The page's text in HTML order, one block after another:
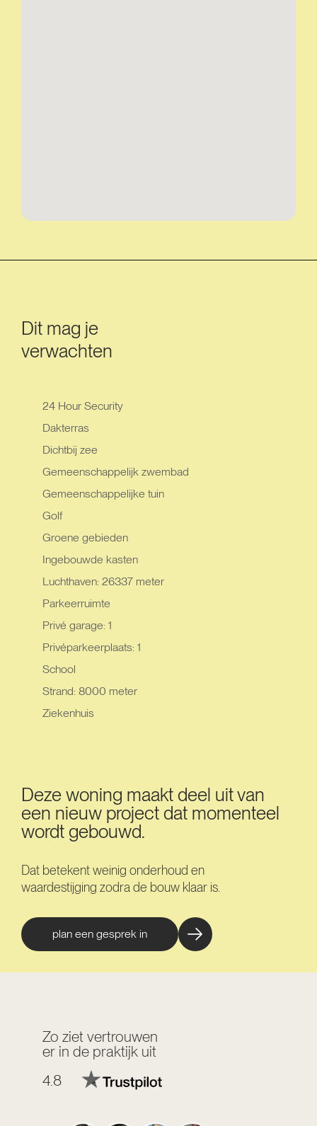
Dit mag je
verwachten
24 Hour Security
Dakterras
Dichtbij zee
Gemeenschappelijk zwembad
Gemeenschappelijke tuin
Golf
Groene gebieden
Ingebouwde kasten
Luchthaven: 26337 meter
Parkeerruimte
Privé garage: 1
Privéparkeerplaats: 1
School
Strand: 8000 meter
Ziekenhuis
Deze woning maakt deel uit van
een nieuw project dat momenteel
wordt gebouwd.
Dat betekent weinig onderhoud en
waardestijging zodra de bouw klaar is.
plan een gesprek in
Zo ziet vertrouwen
er in de praktijk uit
4.8